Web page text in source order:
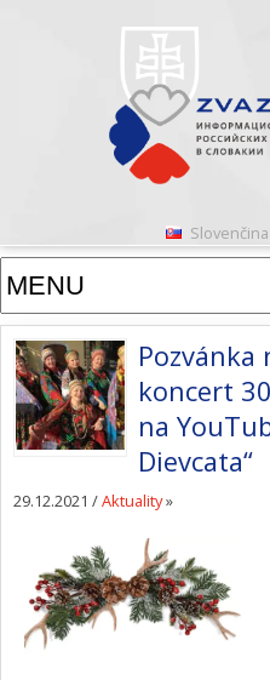
Slovenčina
koncert
na
Dievcata“
29.12.2021 /Aktuality»